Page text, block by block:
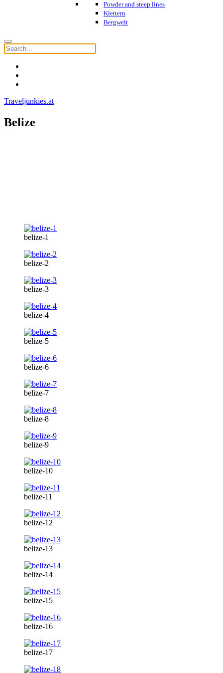
Powder and steep lines
Klettern
Bergwelt
Traveljunkies.at
Belize
belize-1
belize-2
belize-3
belize-4
belize-5
belize-6
belize-7
belize-8
belize-9
belize-10
belize-11
belize-12
belize-13
belize-14
belize-15
belize-16
belize-17